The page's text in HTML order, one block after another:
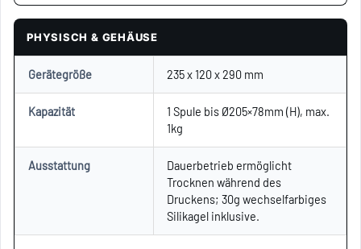
PHYSISCH & GEHÄUSE
Gerätegröße 235 x 120 x 290 mm
Kapazität
1 Spule bis Ø205×78mm (H), max.
1kg
Ausstattung
Dauerbetrieb ermöglicht
Trocknen während des
Druckens; 30g wechselfarbiges
Silikagel inklusive.